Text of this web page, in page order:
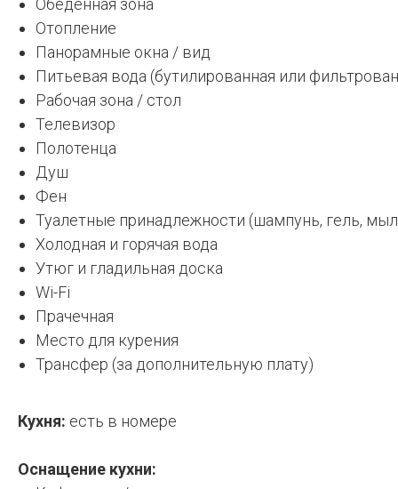
Обеденная зона
Отопление
Панорамные окна / вид
Питьевая вода (бутилированная или
Рабочая зона / стол
Телевизор
Полотенца
Душ
Фен
Туалетные принадлежности (шампунь, гель,
Холодная и горячая вода
Утюг и гладильная доска
Wi-Fi
Прачечная
Место для курения
Трансфер (за дополнительную плату)
Кухня: есть в номере
Оснащение кухни: